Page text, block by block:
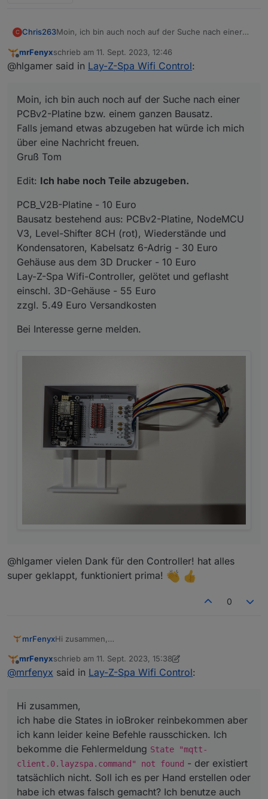
C Chris263Moin, ich bin auch noch auf der Suche nach einer
Falls jemand etwas abzugeben hat würde ich mich
über eine Nachricht freuen.
Edit:Ich habe noch Teile abzugeben.
V3, Level-Shifter 8CH (rot), Widerstände und
Kondensatoren, Kabelsatz 6-Adrig - 30 Euro
Gehäuse aus dem 3D Drucker - 10 Euro
Lay-Z-Spa Wifi-Controller, gelötet und geflasht
einschl. 3D-Gehäuse - 55 Euro
zzgl. 5.49 Euro Versandkosten
Bei Interesse gerne melden.
Offline
mrFenyxschrieb am 11. Sept. 2023, 12:46
zuletzt editiert von
@hlgamer said in Lay-Z-Spa Wifi Control:
Moin, ich bin auch noch auf der Suche nach einer
PCBv2-Platine bzw. einem ganzen Bausatz.
Falls jemand etwas abzugeben hat würde ich mich
über eine Nachricht freuen.
Gruß Tom
Edit: Ich habe noch Teile abzugeben.
PCB_V2B-Platine - 10 Euro
Bausatz bestehend aus: PCBv2-Platine, NodeMCU
V3, Level-Shifter 8CH (rot), Wiederstände und
Kondensatoren, Kabelsatz 6-Adrig - 30 Euro
Gehäuse aus dem 3D Drucker - 10 Euro
Lay-Z-Spa Wifi-Controller, gelötet und geflasht
einschl. 3D-Gehäuse - 55 Euro
zzgl. 5.49 Euro Versandkosten
Bei Interesse gerne melden.
@hlgamer vielen Dank für den Controller! hat alles
super geklappt, funktioniert prima!
0
mrFenyxHi zusammen,
ich kann leider keine Befehle rausschicken. Ich
bekomme die FehlermeldungState "mqtt-
erstellen oder habe ich etwas falsch gemacht? Ich
benutze auch "nur" das mqtt-client, nicht das mqtt
Adapter aber damit, denke ich, sollte es nicht zu tun
haben, oder?
Danke!
Offline
mrFenyxschrieb am 11. Sept. 2023, 15:38
zuletzt editiert von mrFenyx9. Nov. 2023, 19:42
@mrfenyx said in Lay-Z-Spa Wifi Control:
Hi zusammen,
ich habe die States in ioBroker reinbekommen aber
ich kann leider keine Befehle rausschicken. Ich
bekomme die Fehlermeldung State "mqtt-
client.0.layzspa.command" not found - der existiert
tatsächlich nicht. Soll ich es per Hand erstellen oder
habe ich etwas falsch gemacht? Ich benutze auch